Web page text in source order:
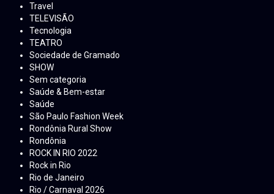
Travel
TELEVISÃO
Tecnologia
TEATRO
Sociedade de Gramado
SHOW
Sem categoria
Saúde & Bem-estar
Saúde
São Paulo Fashion Week
Rondônia Rural Show
Rondônia
ROCK IN RIO 2022
Rock in Rio
Rio de Janeiro
Rio / Carnaval 2026